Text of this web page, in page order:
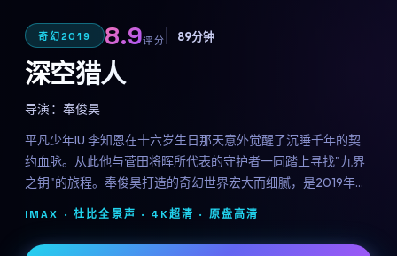
奇幻2019 8.9评分 89分钟
深空猎人
导演： 奉俊昊
平凡少年IU 李知恩在十六岁生日那天意外觉醒了沉睡千年的契
约血脉。从此他与菅田将晖所代表的守护者一同踏上寻找"九界
之钥"的旅程。奉俊昊打造的奇幻世界宏大而细腻，是2019年最
具想象力的银幕之作。
IMAX · 杜比全景声 · 4K超清 · 原盘高清